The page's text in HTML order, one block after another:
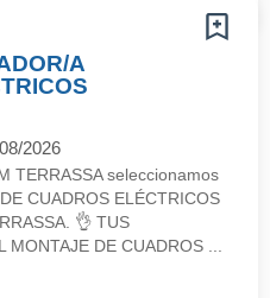
A
2026
TERRASSA seleccionamos
CUADROS ELÉCTRICOS
👌 TUS
DE CUADROS ...